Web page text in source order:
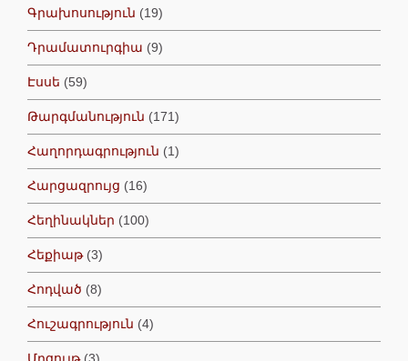
Գրախոսություն (19)
Դրամատուրգիա (9)
Էսսե (59)
Թարգմանություն (171)
Հաղորդագրություն (1)
Հարցազրույց (16)
Հեղինակներ (100)
Հեքիաթ(3)
Հոդված (8)
Հուշագրություն (4)